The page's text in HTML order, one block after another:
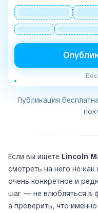
Публикация
Если вы ищете Lincoln
смотреть на него не
очень конкретное и
шаг — не влюбляться в
а проверить, что